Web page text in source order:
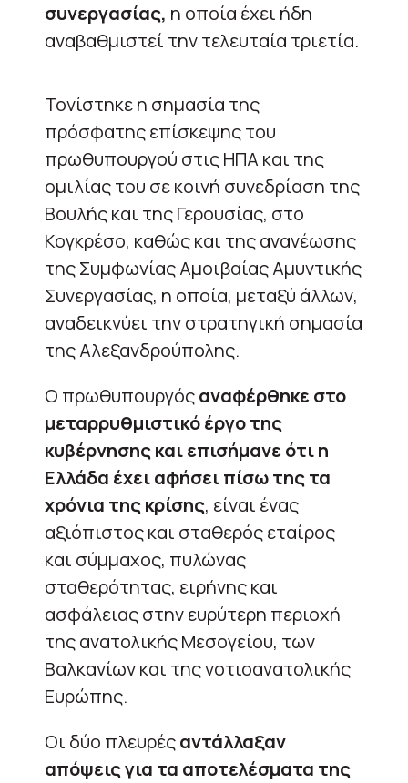
συνεργασίας, η οποία έχει ήδη
αναβαθμιστεί την τελευταία τριετία.
Τονίστηκε η σημασία της
πρόσφατης επίσκεψης του
πρωθυπουργού στις ΗΠΑ και της
ομιλίας του σε κοινή συνεδρίαση της
Βουλής και της Γερουσίας, στο
Κογκρέσο, καθώς και της ανανέωσης
της Συμφωνίας Αμοιβαίας Αμυντικής
Συνεργασίας, η οποία, μεταξύ άλλων,
αναδεικνύει την στρατηγική σημασία
της Αλεξανδρούπολης.
Ο πρωθυπουργόςαναφέρθηκε στο
μεταρρυθμιστικό έργο της
κυβέρνησης και επισήμανε ότι η
Ελλάδα έχει αφήσει πίσω της τα
χρόνια της κρίσης, είναι ένας
αξιόπιστος και σταθερός εταίρος
και σύμμαχος, πυλώνας
σταθερότητας, ειρήνης και
ασφάλειας στην ευρύτερη περιοχή
της ανατολικής Μεσογείου, των
Βαλκανίων και της νοτιοανατολικής
Ευρώπης.
Οι δύο πλευρέςαντάλλαξαν
απόψεις για τα αποτελέσματα της